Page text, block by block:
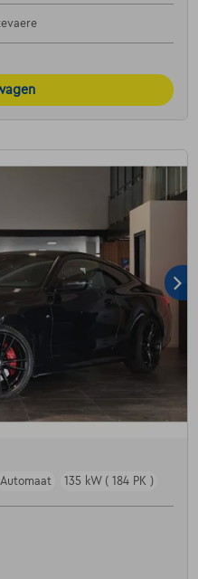
Automaat 135 kW ( 184 PK )